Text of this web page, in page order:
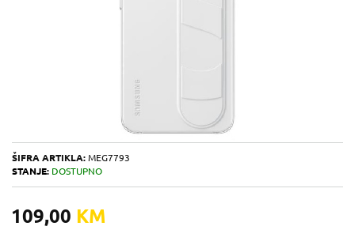
ŠIFRA ARTIKLA: MEG7793
STANJE: DOSTUPNO
109,00 KM